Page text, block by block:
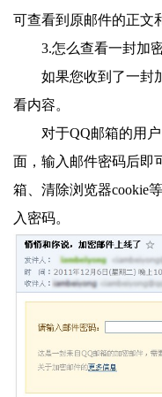
可查看到原邮件的正文
3.怎么查看一封加
如果您收到了一封
看内容。
对于QQ邮箱的用
面，输入邮件密码后即
箱、清除浏览器cookie
入密码。